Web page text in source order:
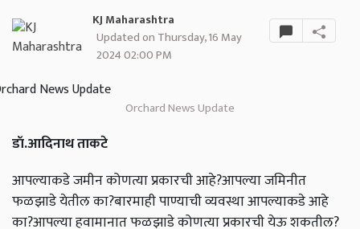
KJ Maharashtra
Updated on Thursday, 16 May
2024 02:00 PM
Orchard News Update
डॉ.आदिनाथ ताकटे
आपल्याकडे जमीन कोणत्या प्रकारची आहे?आपल्या जमिनीत
फळझाडे येतील का?बारमाही पाण्याची व्यवस्था आपल्याकडे आहे
का?आपल्या हवामानात फळझाडे कोणत्या प्रकारची येऊ शकतील?